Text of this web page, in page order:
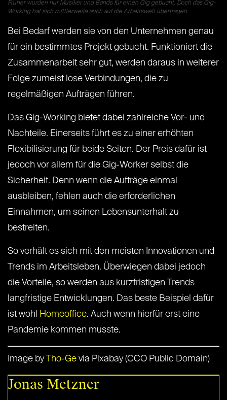
Früher wurden nur Musiker und Bands für einen Gig gebucht. Doch das Gig-
Working hat sich mittlerweile auch auf die Arbeitswelt übertragen.
Bei Bedarf werden sie von den Unternehmen genau
für ein bestimmtes Projekt gebucht. Funktioniert die
Zusammenarbeit sehr gut, werden daraus in weiterer
Folge zumeist lose Verbindungen, die zu
regelmäßigen Aufträgen führen.
Das Gig-Working bietet dabei zahlreiche Vor- und
Nachteile. Einerseits führt es zu einer erhöhten
Flexibilisierung für beide Seiten. Der Preis dafür ist
jedoch vor allem für die Gig-Worker selbst die
Sicherheit. Denn wenn die Aufträge einmal
ausbleiben, fehlen auch die erforderlichen
Einnahmen, um seinen Lebensunterhalt zu
bestreiten.
So verhält es sich mit den meisten Innovationen und
Trends im Arbeitsleben. Überwiegen dabei jedoch
die Vorteile, so werden aus kurzfristigen Trends
langfristige Entwicklungen. Das beste Beispiel dafür
ist wohl
Homeoffice. Auch wenn hierfür erst eine
Pandemie kommen musste.
Image byTho-Ge via Pixabay (CCO Public Domain)
Jonas Metzner